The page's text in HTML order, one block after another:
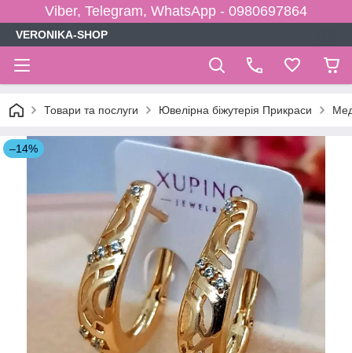
Viber, Telegram, WhatsApp - 0980697864
VERONIKA-SHOP
Товари та послуги Ювелірна біжутерія Прикраси
–14%